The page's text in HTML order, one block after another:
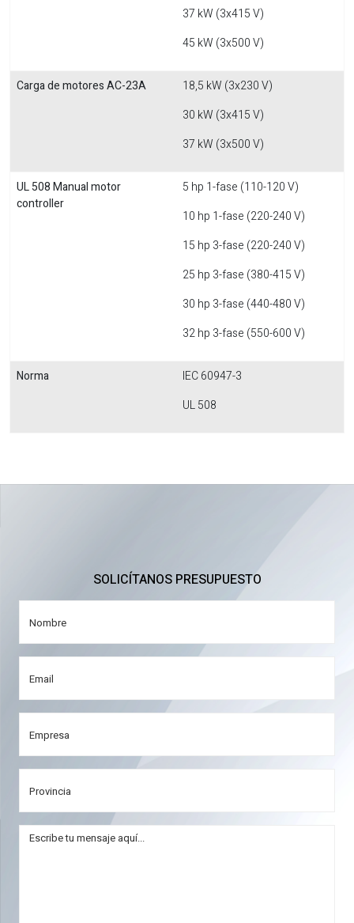
37 kW (3x415 V)
45 kW (3x500 V)
Carga de motores AC-23A
18,5 kW (3x230 V)
30 kW (3x415 V)
37 kW (3x500 V)
UL 508 Manual motor
controller
5 hp 1-fase (110-120 V)
10 hp 1-fase (220-240 V)
15 hp 3-fase (220-240 V)
25 hp 3-fase (380-415 V)
30 hp 3-fase (440-480 V)
32 hp 3-fase (550-600 V)
Norma
IEC 60947-3
UL 508
SOLICÍTANOS PRESUPUESTO